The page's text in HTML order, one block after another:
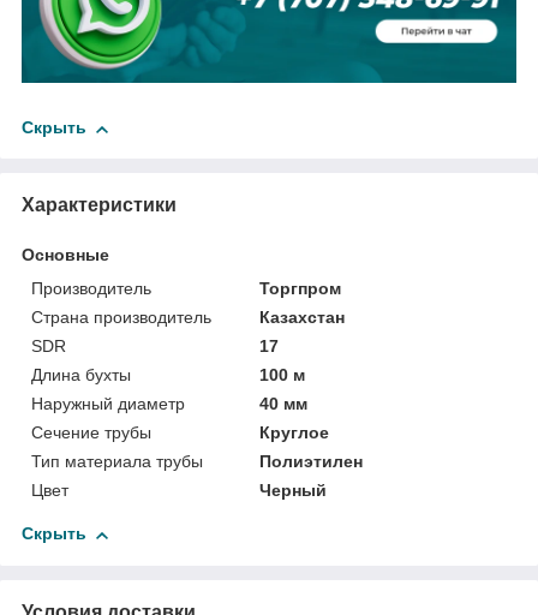
Скрыть
Характеристики
Основные
Производитель
Торгпром
Страна производитель
Казахстан
SDR
17
Длина бухты
100 м
Наружный диаметр
40 мм
Сечение трубы
Круглое
Тип материала трубы
Полиэтилен
Цвет
Черный
Скрыть